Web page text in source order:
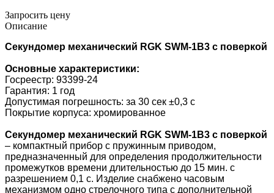
Запросить цену
Описание
Секундомер механический RGK SWM-1B3 с поверкой
Основные характеристики:
Госреестр: 93399-24
Гарантия: 1 год
Допустимая погрешность: за 30 сек ±0,3 с
Покрытие корпуса: хромированное
Секундомер механический RGK SWM-1B3 с поверкой
– компактный прибор с пружинным приводом,
предназначенный для определения продолжительности
промежутков времени длительностью до 15 мин. с
разрешением 0,1 с. Изделие снабжено часовым
механизмом одно стрелочного типа с дополнительной